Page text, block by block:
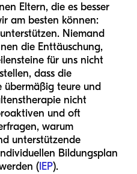
Eltern, die es besser
am besten können:
Niemand
die Enttäuschung,
für uns nicht
dass die
übermäßig teure und
nicht
und oft
warum
unterstützende
Bildungsplan
(IEP).